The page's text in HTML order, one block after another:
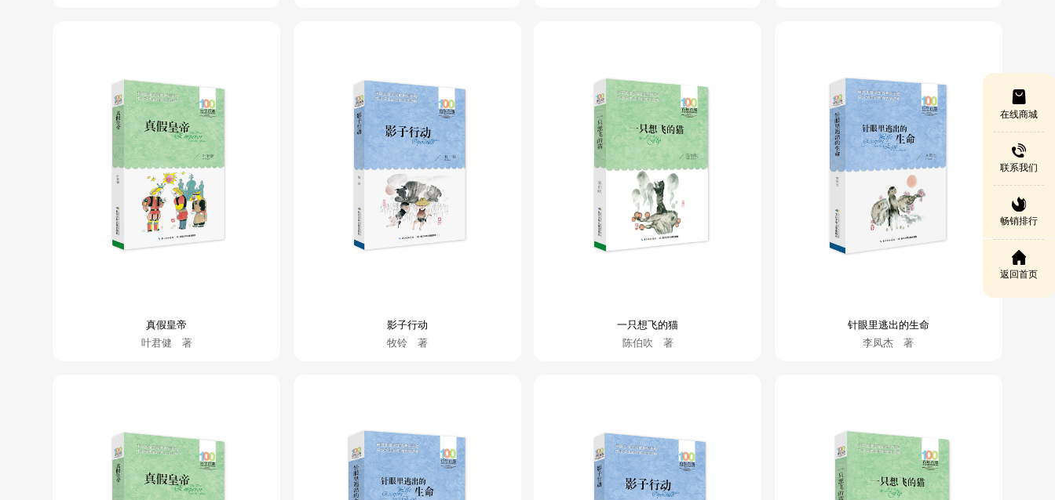
在线商城
联系我们
畅销排行
返回首页
真假皇帝
叶君健 著
影子行动
牧铃 著
一只想飞的猫
陈伯吹 著
针眼里逃出的生命
李凤杰 著